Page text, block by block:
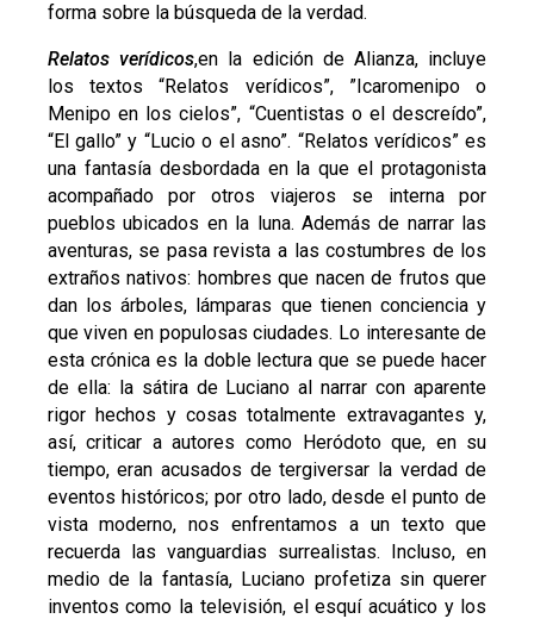
forma sobre la búsqueda de la verdad.
Relatos verídicos,en la edición de Alianza, incluye
los textos “Relatos verídicos”, ”Icaromenipo o
Menipo en los cielos”, “Cuentistas o el descreído”,
“El gallo” y “Lucio o el asno”. “Relatos verídicos” es
una fantasía desbordada en la que el protagonista
acompañado por otros viajeros se interna por
pueblos ubicados en la luna. Además de narrar las
aventuras, se pasa revista a las costumbres de los
extraños nativos: hombres que nacen de frutos que
dan los árboles, lámparas que tienen conciencia y
que viven en populosas ciudades. Lo interesante de
esta crónica es la doble lectura que se puede hacer
de ella: la sátira de Luciano al narrar con aparente
rigor hechos y cosas totalmente extravagantes y,
así, criticar a autores como Heródoto que, en su
tiempo, eran acusados de tergiversar la verdad de
eventos históricos; por otro lado, desde el punto de
vista moderno, nos enfrentamos a un texto que
recuerda las vanguardias surrealistas. Incluso, en
medio de la fantasía, Luciano profetiza sin querer
inventos como la televisión, el esquí acuático y los